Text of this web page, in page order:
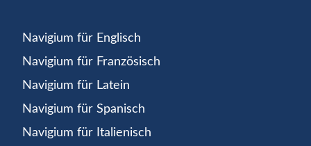
Navigium für Englisch
Navigium für Französisch
Navigium für Latein
Navigium für Spanisch
Navigium für Italienisch